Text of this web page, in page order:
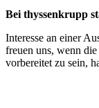
Bei thyssenkrupp
Interesse an einer
freuen uns, wenn
vorbereitet zu sein,